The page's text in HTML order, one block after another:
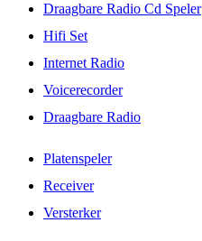
Draagbare Radio Cd Speler
Hifi Set
Internet Radio
Voicerecorder
Draagbare Radio
Platenspeler
Receiver
Versterker